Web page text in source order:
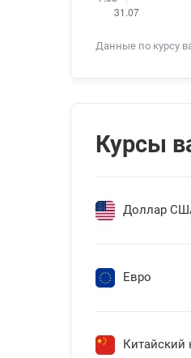
Данные по курсу
Курсы
Доллар
Евро
Китайский